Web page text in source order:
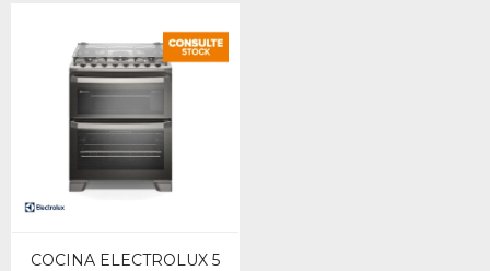
COCINA ELECTROLUX 5